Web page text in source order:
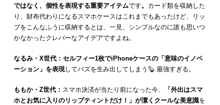
ではなく、個性を表現する重要アイテムです。 カード類を収納した
り、財布代わりになるスマホケースはこれまでもあったけど、リッ
プをこんなふうに収納するとは、一見、シンプルなのに誰も思いつ
かなかったクレバーなアイデアですよね。
なるみ・X世代：セルフィー1枚でiPhoneケースの「意味のイノベ
ーション」を表現してバズを生み出してしまう🦫 最強すぎる。
ももか・Z世代： スマホ決済が当たり前になった今、
「外出はスマ
ホとお気に入りのリップティントだけ！」が潔くクールな美意識を